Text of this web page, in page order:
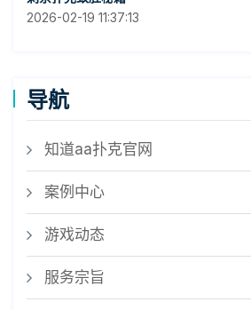
2026-02-19 11:37:13
导航
知道aa扑克官网
案例中心
游戏动态
服务宗旨